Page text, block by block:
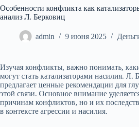
Особенности конфликта как
анализ Л. Берковиц
admin 9 июня 2025
Изучая конфликты, важно понимать,
могут стать катализаторами насилия. Л.
предлагает ценные рекомендации для
этой связи. Основное внимание
причинам конфликтов, но и их
в контексте агрессии и насилия.